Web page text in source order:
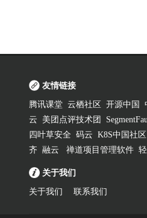
友情链接
腾讯课堂 云栖社区 开源中国
云
美团点评技术团
四叶草安全 码云 K8S中国社区
齐 融云 禅道项目管理软件
关于我们
关于我们 联系我们